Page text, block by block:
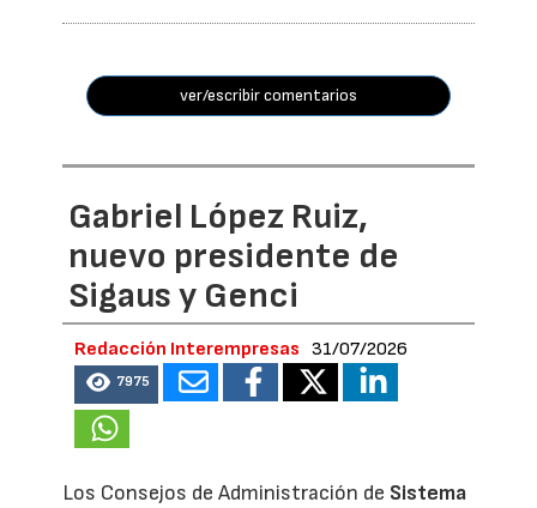
ver/escribir comentarios
Gabriel López Ruiz,
nuevo presidente de
Sigaus y Genci
Redacción Interempresas 31/07/2026
7975
Los Consejos de Administración de Sistema